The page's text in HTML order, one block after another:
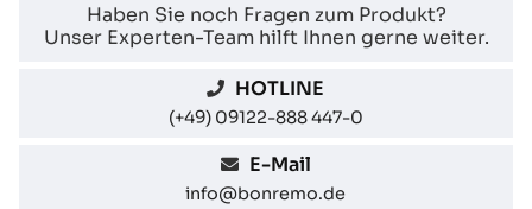
Haben Sie noch Fragen zum Produkt?
Unser Experten-Team hilft Ihnen gerne weiter.
HOTLINE
(+49) 09122-888 447-0
E-Mail
info@bonremo.de